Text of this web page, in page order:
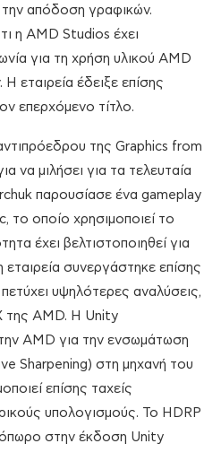
την απόδοση γραφικών.
η AMD Studios έχει
για τη χρήση υλικού AMD
εταιρεία έδειξε επίσης
επερχόμενο τίτλο.
της Graphics from
να μιλήσει για τα τελευταία
παρουσίασε ένα gameplay
το οποίο χρησιμοποιεί το
έχει βελτιστοποιηθεί για
εταιρεία συνεργάστηκε επίσης
υψηλότερες αναλύσεις,
της AMD. Η Unity
AMD για την ενσωμάτωση
Sharpening) στη μηχανή του
επίσης ταχείς
υπολογισμούς. Το HDRP
στην έκδοση Unity